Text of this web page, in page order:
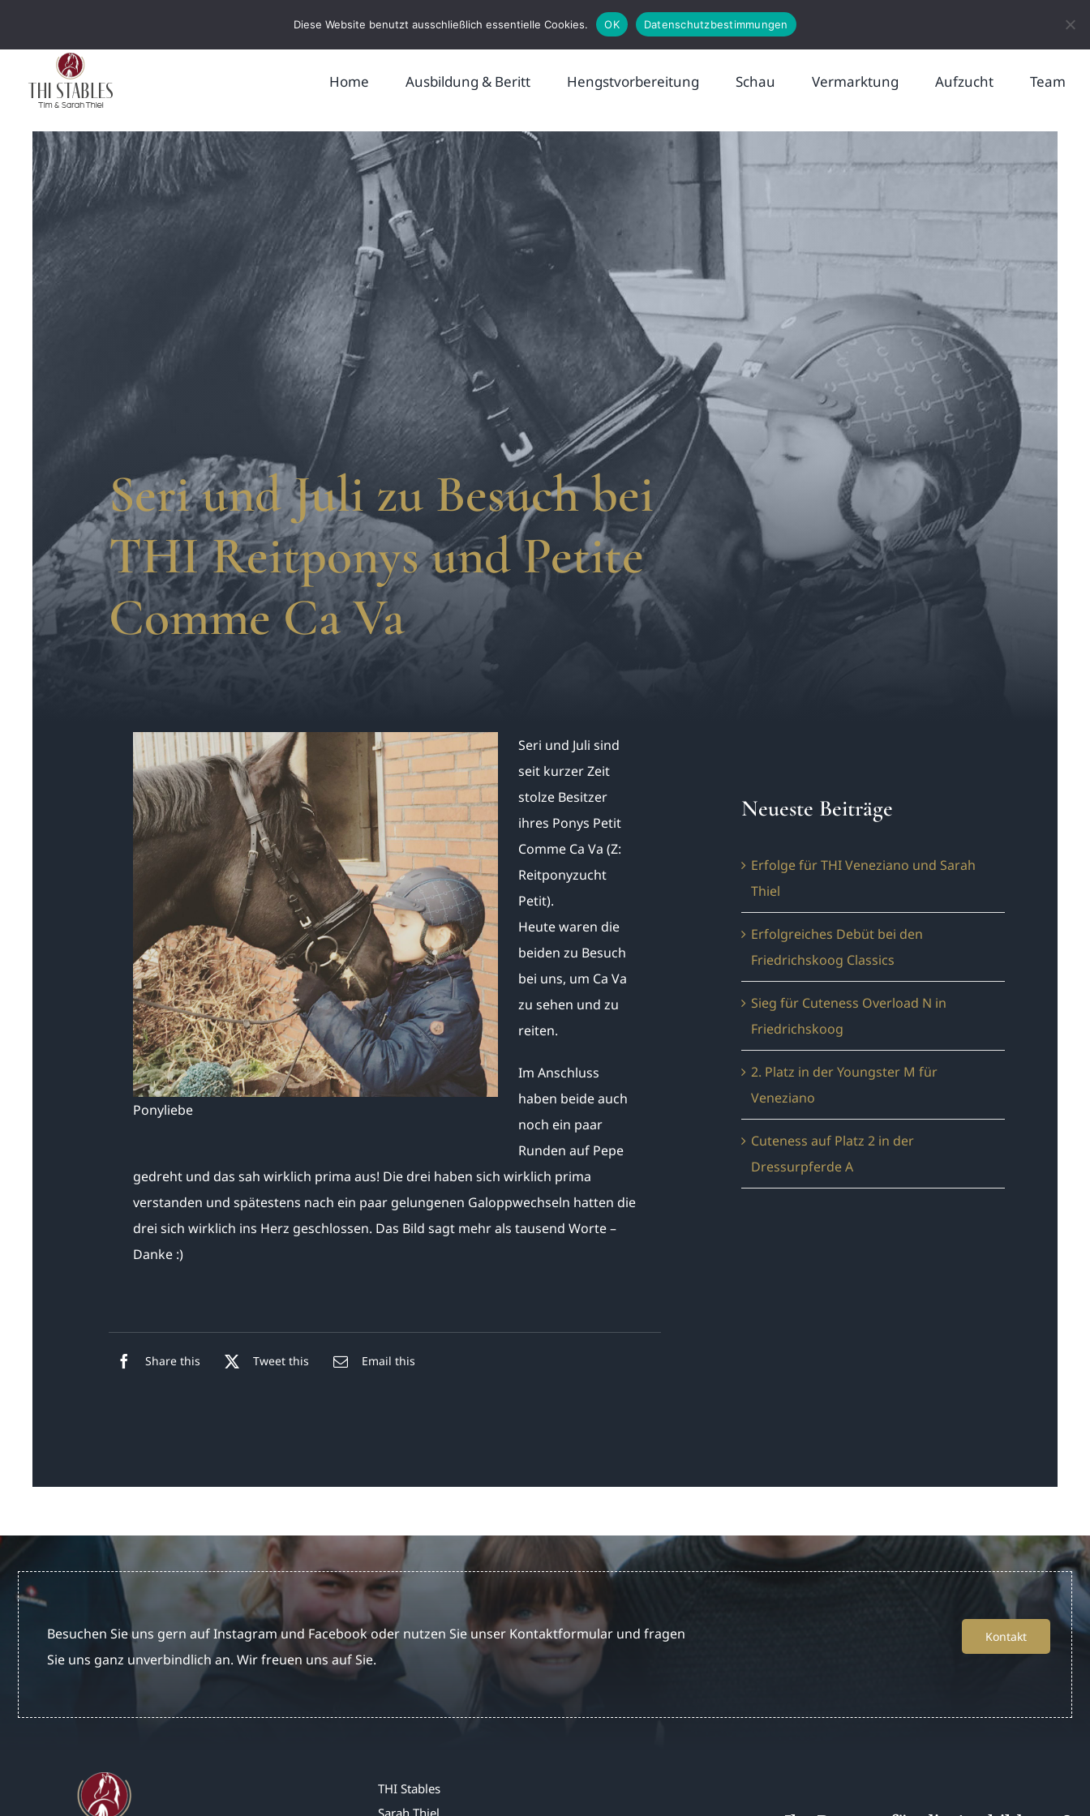
Home Ausbildung & Beritt Hengstvorbereitung Schau Vermarktung Aufzucht Team
Seri und Juli zu Besuch bei
THI Reitponys und Petite
Comme Ca Va
Ponyliebe
Seri und Juli sind
seit kurzer Zeit
stolze Besitzer
ihres Ponys Petit
Comme Ca Va (Z:
Reitponyzucht
Petit).
Heute waren die
beiden zu Besuch
bei uns, um Ca Va
zu sehen und zu
reiten.
Im Anschluss
haben beide auch
noch ein paar
Runden auf Pepe
gedreht und das sah wirklich prima aus! Die drei haben sich wirklich prima
verstanden und spätestens nach ein paar gelungenen Galoppwechseln hatten die
drei sich wirklich ins Herz geschlossen. Das Bild sagt mehr als tausend Worte –
Danke :)
Share this Tweet this Email this
Neueste Beiträge
Erfolge für THI Veneziano und Sarah
Thiel
Erfolgreiches Debüt bei den
Friedrichskoog Classics
Sieg für Cuteness Overload N in
Friedrichskoog
2. Platz in der Youngster M für
Veneziano
Cuteness auf Platz 2 in der
Dressurpferde A
Besuchen Sie uns gern auf Instagram und Facebook oder nutzen Sie unser Kontaktformular und fragen
Sie uns ganz unverbindlich an. Wir freuen uns auf Sie.
Kontakt
THI Stables
Diese Website benutzt ausschließlich essentielle Cookies. OK Datenschutzbestimmungen